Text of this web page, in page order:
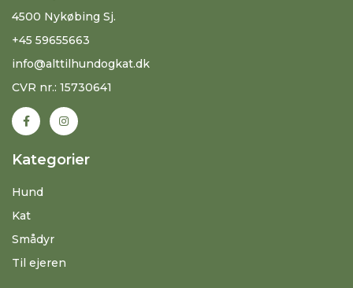
4500 Nykøbing Sj.
+45 59655663
info@alttilhundogkat.dk
CVR nr.: 15730641
Kategorier
Hund
Kat
Smådyr
Til ejeren